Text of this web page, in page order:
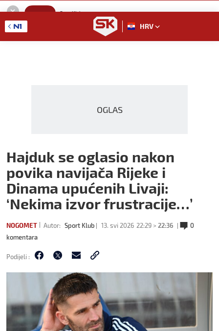
SportKlub
GET - On the Google Play
HRV
OGLAS
Hajduk se oglasio nakon
povika navijača Rijeke i
Dinama upućenih Livaji:
‘Nekima izvor frustracije…’
NOGOMET Autor: Sport Klub 13. svi 2026 22:29 > 22:36
0
komentara
Podijeli :